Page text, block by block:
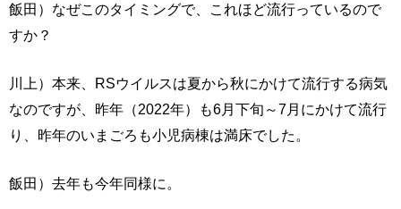
飯田）なぜこのタイミングで、これほど流行っているので
すか？
川上）本来、RSウイルスは夏から秋にかけて流行する病気
なのですが、昨年（2022年）も6月下旬～7月にかけて流行
り、昨年のいまごろも小児病棟は満床でした。
飯田）去年も今年同様に。